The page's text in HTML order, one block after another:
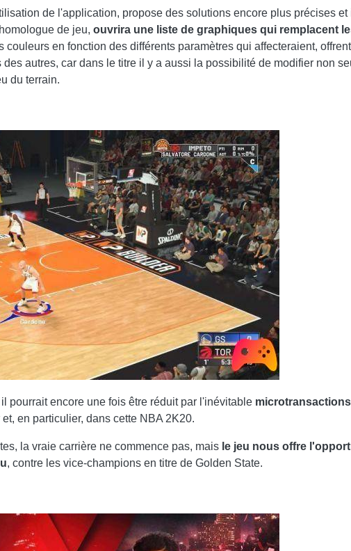
de l'application, propose des solutions encore plus précises et
de jeu, ouvrira une liste de graphiques qui remplacent
en fonction des différents paramètres qui affecteraient,
autres, car dans le titre il y a aussi la possibilité de modifier non
du terrain.
pourrait encore une fois être réduit par l'inévitable microtransactions
en particulier, dans cette NBA 2K20.
la vraie carrière ne commence pas, mais le jeu nous offre
, contre les vice-champions en titre de Golden State.